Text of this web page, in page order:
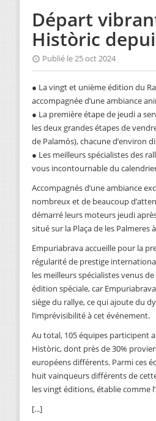
Départ
Històric
Publié le 25 oct 2024
● La vingt et unième édition du
accompagnée d’une ambiance
● La première étape de jeudi a
les deux grandes étapes de
de Palamós), chacune d’environ
● Les meilleurs spécialistes des
vous incontournable du
Accompagnés d’une ambiance
nombreux et de beaucoup
démarré leurs moteurs jeudi
situé sur la Plaça de les Palmeres
Empuriabrava accueille pour la
régularité de prestige
les meilleurs spécialistes venus de
édition spéciale, car
siège du rallye, ce qui ajoute du
l’imprévisibilité à cet événement.
Au total, 105 équipes participent
Històric, dont près de 30%
européens différents. Parmi ces
huit vainqueurs différents de
les vingt éditions, établie comme
[...]